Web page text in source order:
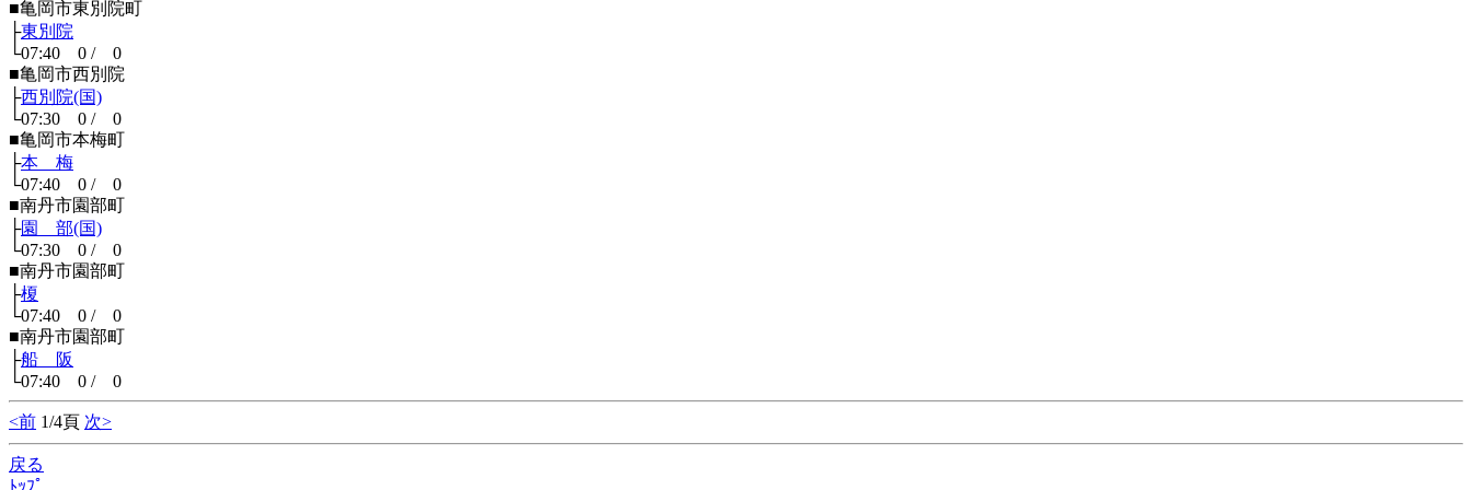
■亀岡市東別院町
├東別院
└07:40 0 / 0
■亀岡市西別院
├西別院(国)
└07:30 0 / 0
■亀岡市本梅町
├本 梅
└07:40 0 / 0
■南丹市園部町
├園 部(国)
└07:30 0 / 0
■南丹市園部町
├榎
└07:40 0 / 0
■南丹市園部町
├船 阪
└07:40 0 / 0
<前 1/4頁 次>
戻る
ﾄｯﾌﾟ